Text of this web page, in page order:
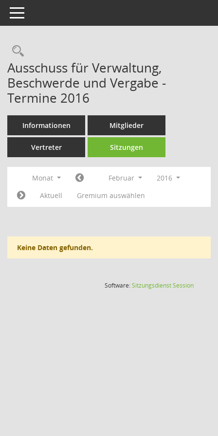
Toggle navigation
Rechercheauswahl
Ausschuss für Verwaltung,
Beschwerde und Vergabe -
Termine 2016
Informationen Mitglieder
Vertreter Sitzungen
Monat Februar
2016
Aktuell
Gremium auswählen
Keine Daten gefunden.
Software:SitzungsdienstSession(Wird in